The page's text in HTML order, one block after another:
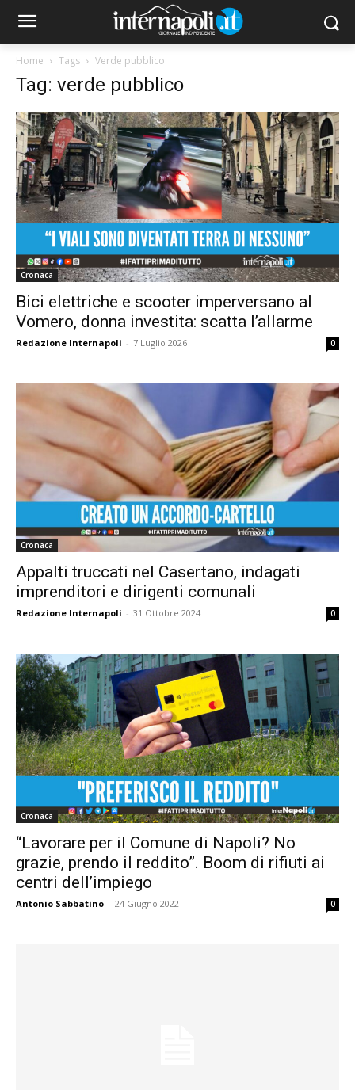
Home Tags Verde pubblico
Tag: verde pubblico
Cronaca
Bici elettriche e scooter imperversano al
Vomero, donna investita: scatta l’allarme
Redazione Internapoli - 7 Luglio 2026 0
Cronaca
Appalti truccati nel Casertano, indagati
imprenditori e dirigenti comunali
Redazione Internapoli - 31 Ottobre 2024 0
Cronaca
“Lavorare per il Comune di Napoli? No
grazie, prendo il reddito”. Boom di rifiuti ai
centri dell’impiego
Antonio Sabbatino - 24 Giugno 2022 0